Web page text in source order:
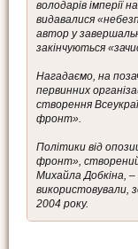
володарів імперії
видавалися
автор у
закінчуються
Нагадаємо, на
первинних
створення
фронт».
Політики від
фронт», створений
Михайла Добкіна, –
використовували,
2004 року.